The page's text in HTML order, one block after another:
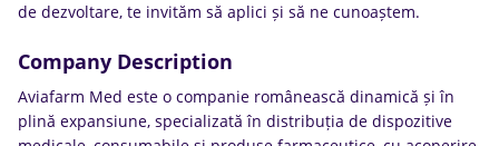
de dezvoltare, te invităm să aplici și să ne cunoaștem.
Company Description
Aviafarm Med este o companie românească dinamică și în
plină expansiune, specializată în distribuția de dispozitive